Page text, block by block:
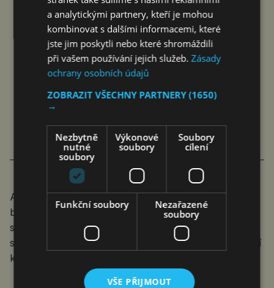
POLITICKY TI TO MYSLÍ
A ODBORNĚ SE S TÍM
MUSÍŠ VYROVNAT
Roman Pospíšil Komentáře 9. 9. 2022
Ale mohu se samozřejmě mýlit. Výklad pojmů může
být skutečně docela prostě doslovný. Pak se třeba
staneme svědky scénky, kdy policejní hlídka
s termovizí zastaví dvanáctitunku: „Dobrý den, silniční
kontrola. Pane řidiči, víte, čeho jste se dopustil?“
a analytickými partnery, kteří je mohou
kombinovat s dalšími informacemi, které
jste jim poskytli nebo které shromáždili
při vašem používání jejich služeb.Zásady
ochrany osobních údajů
ZOBRAZIT VŠECHNY PARTNERY(1650)
→
Nezbytně
nutné
soubory
Výkonové
soubory
Soubory
cílení
Funkční soubory
Nezařazené
soubory
VŠE PŘIJMOUT